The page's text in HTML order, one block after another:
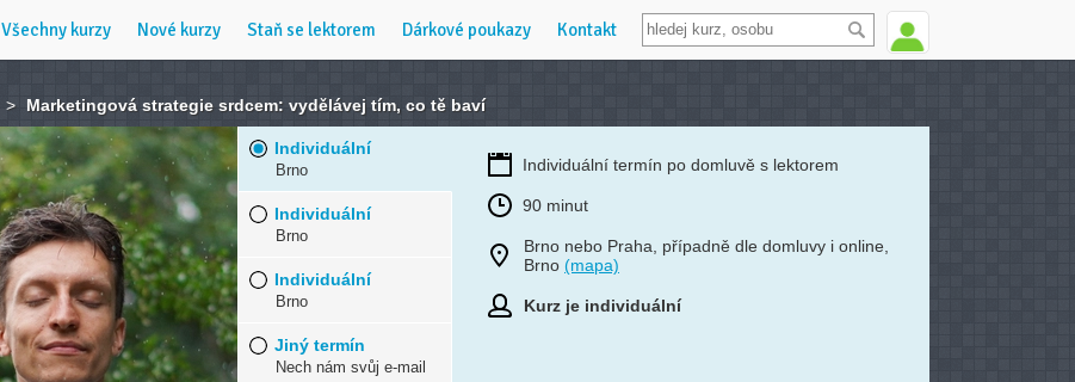
Všechny kurzy Nové kurzy Staň se lektorem Dárkové poukazy Kontakt
> Marketingová strategie srdcem: vydělávej tím, co tě baví
Individuální
Brno
Individuální
Brno
Individuální
Brno
Jiný termín
Nech nám svůj e-mail
Individuální termín po domluvě s lektorem
90 minut
Brno nebo Praha, případně dle domluvy i online,
Brno (mapa)
Kurz je individuální